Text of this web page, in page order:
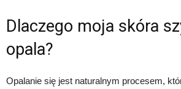
Dlaczego moja skóra
opala?
Opalanie się jest naturalnym procesem,